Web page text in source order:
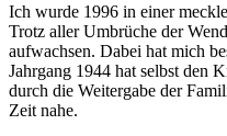
Ich wurde 1996 in einer
Trotz aller Umbrüche der
aufwachsen. Dabei hat mich
Jahrgang 1944 hat selbst den
durch die Weitergabe der
Zeit nahe.